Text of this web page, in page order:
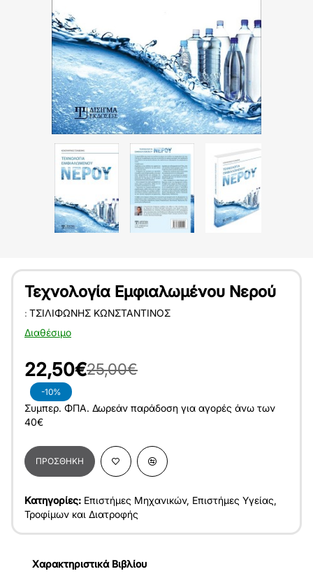
Τεχνολογία Εμφιαλωμένου Νερού
Διαθέσιμο
: ΤΣΙΛΙΦΏΝΗΣ ΚΩΝΣΤΑΝΤΊΝΟΣ
-10%
22,50€25,00€
Συμπερ. ΦΠΑ. Δωρεάν παράδοση για αγορές άνω των
40€
ΠΡΟΣΘΉΚΗ
Κατηγορίες: Επιστήμες Μηχανικών, Επιστήμες Υγείας,
Τροφίμων και Διατροφής
Χαρακτηριστικά Βιβλίου